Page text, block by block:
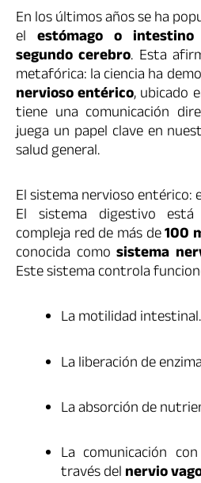
En los últimos años se ha
el estómago o
segundo cerebro. Esta
metafórica: la ciencia ha
nervioso entérico, ubicado
tiene una comunicación
juega un papel clave en
salud general.
El sistema nervioso entérico:
El sistema digestivo
compleja red de más de100
conocida comosistema
Este sistema controla
La motilidad intestinal.
La liberación de
La absorción de
La comunicación
través delnervio